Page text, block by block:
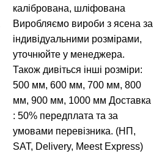
калібрована, шліфована
Виробляємо вироби з ясена за
індивідуальними розмірами,
уточнюйте у менеджера.
Також дивіться інші розміри:
500 мм, 600 мм, 700 мм, 800
мм, 900 мм, 1000 мм Доставка
: 50% передплата та за
умовами перевізника. (НП,
SAT, Delivery, Meest Express)